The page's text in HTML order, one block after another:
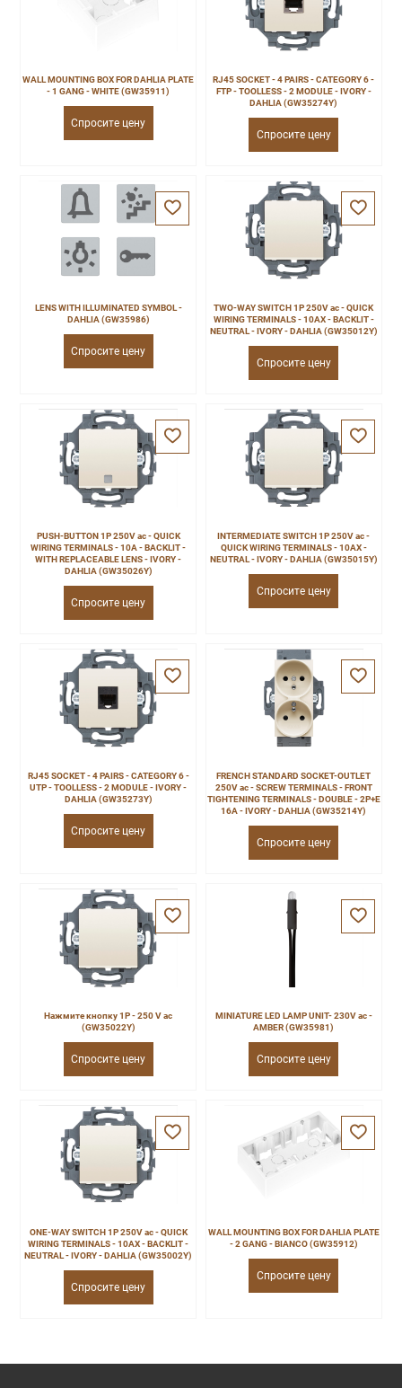
WALL MOUNTING BOX FOR DAHLIA PLATE
- 1 GANG - WHITE (GW35911)
Спросите цену
RJ45 SOCKET - 4 PAIRS - CATEGORY 6 -
FTP - TOOLLESS - 2 MODULE - IVORY -
DAHLIA (GW35274Y)
Спросите цену
LENS WITH ILLUMINATED SYMBOL -
DAHLIA (GW35986)
Спросите цену
TWO-WAY SWITCH 1P 250V ac - QUICK
WIRING TERMINALS - 10AX - BACKLIT -
NEUTRAL - IVORY - DAHLIA (GW35012Y)
Спросите цену
PUSH-BUTTON 1P 250V ac - QUICK
WIRING TERMINALS - 10A - BACKLIT -
WITH REPLACEABLE LENS - IVORY -
DAHLIA (GW35026Y)
Спросите цену
INTERMEDIATE SWITCH 1P 250V ac -
QUICK WIRING TERMINALS - 10AX -
NEUTRAL - IVORY - DAHLIA (GW35015Y)
Спросите цену
RJ45 SOCKET - 4 PAIRS - CATEGORY 6 -
UTP - TOOLLESS - 2 MODULE - IVORY -
DAHLIA (GW35273Y)
Спросите цену
FRENCH STANDARD SOCKET-OUTLET
250V ac - SCREW TERMINALS - FRONT
TIGHTENING TERMINALS - DOUBLE - 2P+E
16A - IVORY - DAHLIA (GW35214Y)
Спросите цену
Нажмите кнопку 1P - 250 V ac
(GW35022Y)
Спросите цену
MINIATURE LED LAMP UNIT- 230V ac -
AMBER (GW35981)
Спросите цену
ONE-WAY SWITCH 1P 250V ac - QUICK
WIRING TERMINALS - 10AX - BACKLIT -
NEUTRAL - IVORY - DAHLIA (GW35002Y)
Спросите цену
WALL MOUNTING BOX FOR DAHLIA PLATE
- 2 GANG - BIANCO (GW35912)
Спросите цену